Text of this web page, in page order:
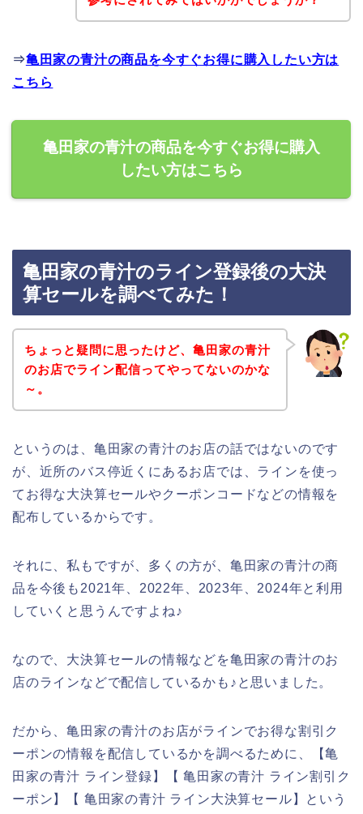
⇒亀田家の青汁の商品を今すぐお得に購入したい方は
こちら
亀田家の青汁の商品を今すぐお得に購入
したい方はこちら
亀田家の青汁のライン登録後の大決
算セールを調べてみた！
ちょっと疑問に思ったけど、亀田家の青汁
のお店でライン配信ってやってないのかな
～。
というのは、亀田家の青汁のお店の話ではないのです
が、近所のバス停近くにあるお店では、ラインを使っ
てお得な大決算セールやクーポンコードなどの情報を
配布しているからです。
それに、私もですが、多くの方が、亀田家の青汁の商
品を今後も2021年、2022年、2023年、2024年と利用
していくと思うんですよね♪
なので、大決算セールの情報などを亀田家の青汁のお
店のラインなどで配信しているかも♪と思いました。
だから、亀田家の青汁のお店がラインでお得な割引ク
ーポンの情報を配信しているかを調べるために、【亀
田家の青汁 ライン登録】【 亀田家の青汁 ライン割引ク
ーポン】【 亀田家の青汁 ライン大決算セール】という